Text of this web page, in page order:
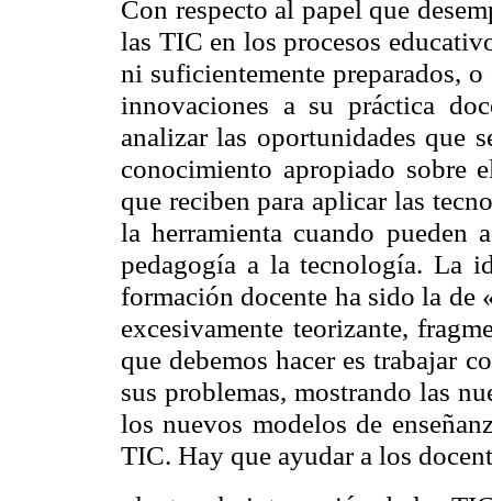
Con respecto al papel que
las TIC en los procesos
ni suficientemente preparados,
innovaciones a su práctica
analizar las oportunidades que
conocimiento apropiado sobre
que reciben para aplicar las
la herramienta cuando pueden
pedagogía a la tecnología. La
formación docente ha sido la de
excesivamente teorizante,
que debemos hacer es trabajar
sus problemas, mostrando las
los nuevos modelos de
TIC. Hay que ayudar a los